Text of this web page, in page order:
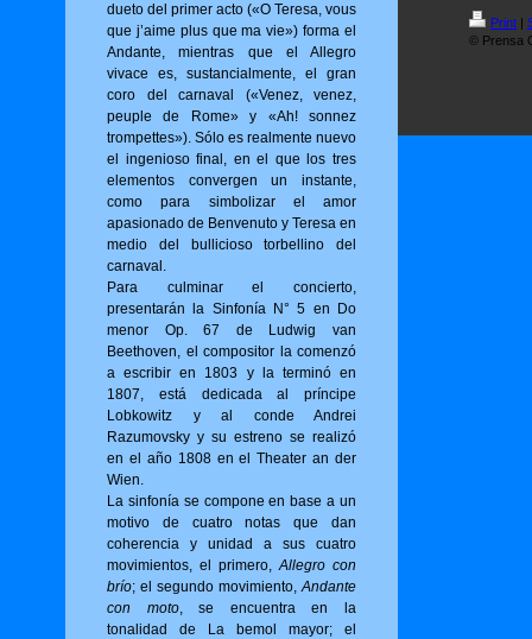
dueto del primer acto («O Tere­sa, vous
que j’aime plus que ma vie») for­ma el
Andante, mientras que el Allegro
vivace es, sustancialmente, el gran
coro del carnaval («Venez, venez,
peuple de Rome» y «Ah! sonnez
trompettes»). Sólo es realmente nuevo
el ingenioso final, en el que los tres
elementos convergen un instante,
como para simbolizar el amor
apasionado de Benvenuto y Teresa en
medio del bullicioso torbellino del
carnaval.
Para culminar el concierto,
presentarán la Sinfonía N° 5 en Do
menor Op. 67 de Ludwig van
Beethoven, el compositor la comenzó
a escribir en 1803 y la terminó en
1807, está dedicada al príncipe
Lobkowitz y al conde Andrei
Razumovsky y su estreno se realizó
en el año 1808 en el Theater an der
Wien.
La sinfonía se compone en base a un
motivo de cuatro notas que dan
coherencia y unidad a sus cuatro
movimientos, el primero,Allegro con
brío; el segundo movimiento,Andante
con moto, se encuentra en la
tonalidad de La bemol mayor; el
Print |
© Prensa